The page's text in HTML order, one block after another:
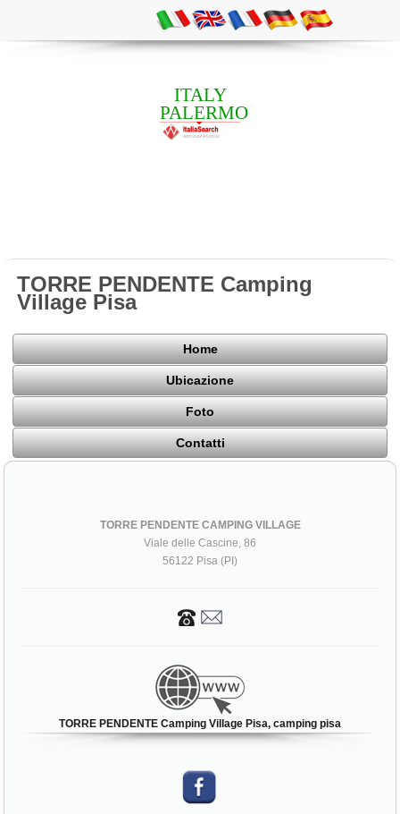
ITALY
PALERMO
TORRE PENDENTE Camping
Village Pisa
Home
Ubicazione
Foto
Contatti
TORRE PENDENTE CAMPING VILLAGE
Viale delle Cascine, 86
56122 Pisa (PI)
TORRE PENDENTE Camping Village Pisa, camping pisa